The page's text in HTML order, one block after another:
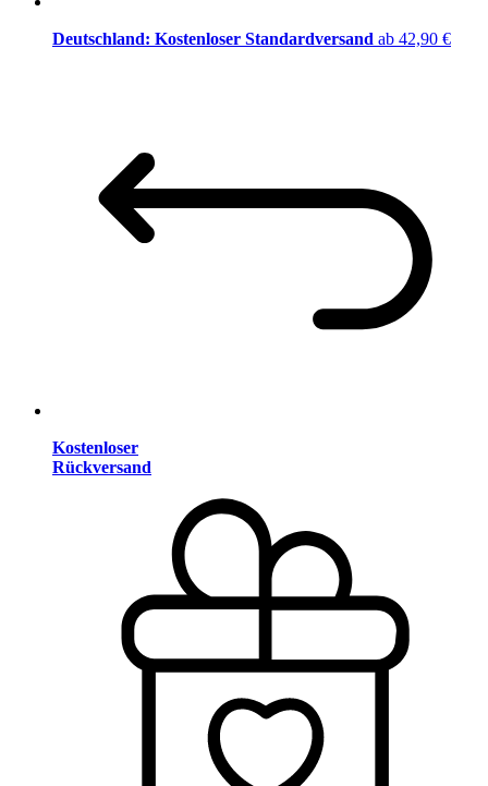
Deutschland: Kostenloser Standardversand ab 42,90 €
Kostenloser
Rückversand